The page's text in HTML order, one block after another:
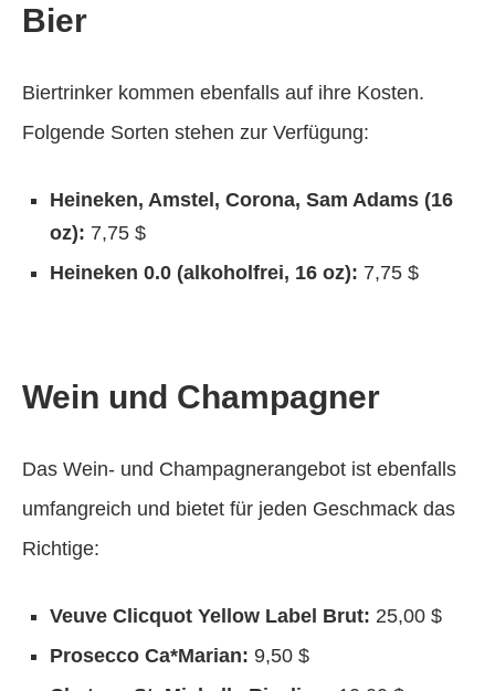
Bier
Biertrinker kommen ebenfalls auf ihre Kosten.
Folgende Sorten stehen zur Verfügung:
Heineken, Amstel, Corona, Sam Adams (16
oz): 7,75 $
Heineken 0.0 (alkoholfrei, 16 oz): 7,75 $
Wein und Champagner
Das Wein- und Champagnerangebot ist ebenfalls
umfangreich und bietet für jeden Geschmack das
Richtige:
Veuve Clicquot Yellow Label Brut: 25,00 $
Prosecco Ca*Marian: 9,50 $